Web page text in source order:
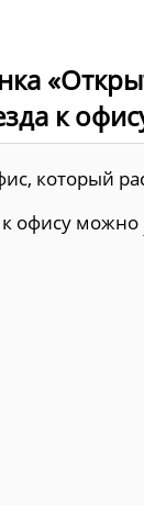
к
который
офису можно